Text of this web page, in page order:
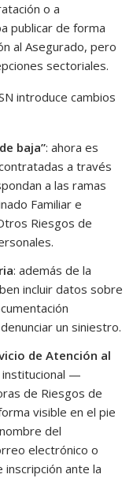
o a
publicar de forma
al Asegurado, pero
sectoriales.
introduce cambios
baja”: ahora es
a través
a las ramas
Familiar e
Riesgos de
: además de la
incluir datos sobre
un siniestro.
de Atención al
institucional —
de Riesgos de
visible en el pie
del
electrónico o
ante la